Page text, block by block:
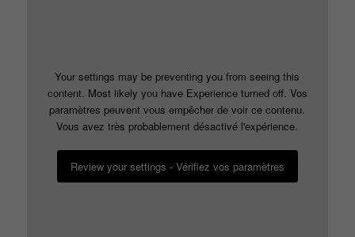
Your settings may be preventing you from seeing this
content. Most likely you have Experience turned off. Vos
paramètres peuvent vous empêcher de voir ce contenu.
Vous avez très probablement désactivé l'expérience.
Review your settings - Vérifiez vos paramètres